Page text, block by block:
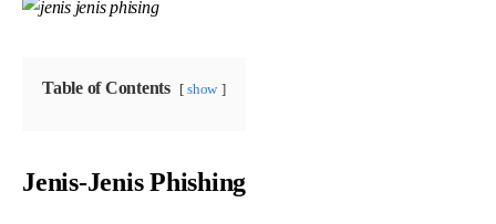
Table of Contents show
Jenis-Jenis Phishing